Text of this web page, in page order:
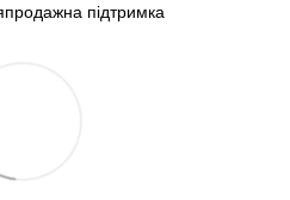
підтримка